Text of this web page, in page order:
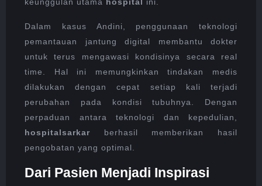
keunggulan utama hospital ini.
Dalam kasus Andini, penggunaan teknologi
pemantauan jantung digital membantu dokter
untuk terus mengawasi kondisinya secara real
time. Hal ini memungkinkan tindakan medis
dilakukan dengan cepat setiap kali terjadi
perubahan pada kondisi tubuhnya. Dengan
perpaduan antara teknologi dan kepedulian,
hospitalsarkar berhasil memberikan hasil
pengobatan yang optimal.
Dari Pasien Menjadi Inspirasi